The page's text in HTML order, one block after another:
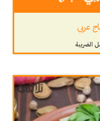
عربي
الضريبة